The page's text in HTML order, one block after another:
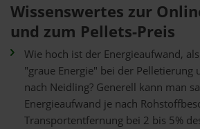
Wissenswertes zur
und zum Pellets-Preis
Wie hoch ist der Energieaufwand,
"graue Energie" bei der Pelletierung
nach Neidling? Generell kann man
Energieaufwand je nach
Transportentfernung bei 2 bis 5%